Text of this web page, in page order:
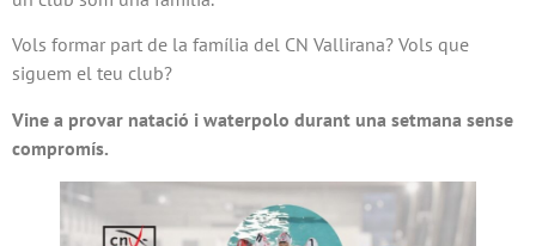
Vols formar part de la família del CN Vallirana? Vols que
siguem el teu club?
Vine a provar natació i waterpolo durant una setmana sense
compromís.